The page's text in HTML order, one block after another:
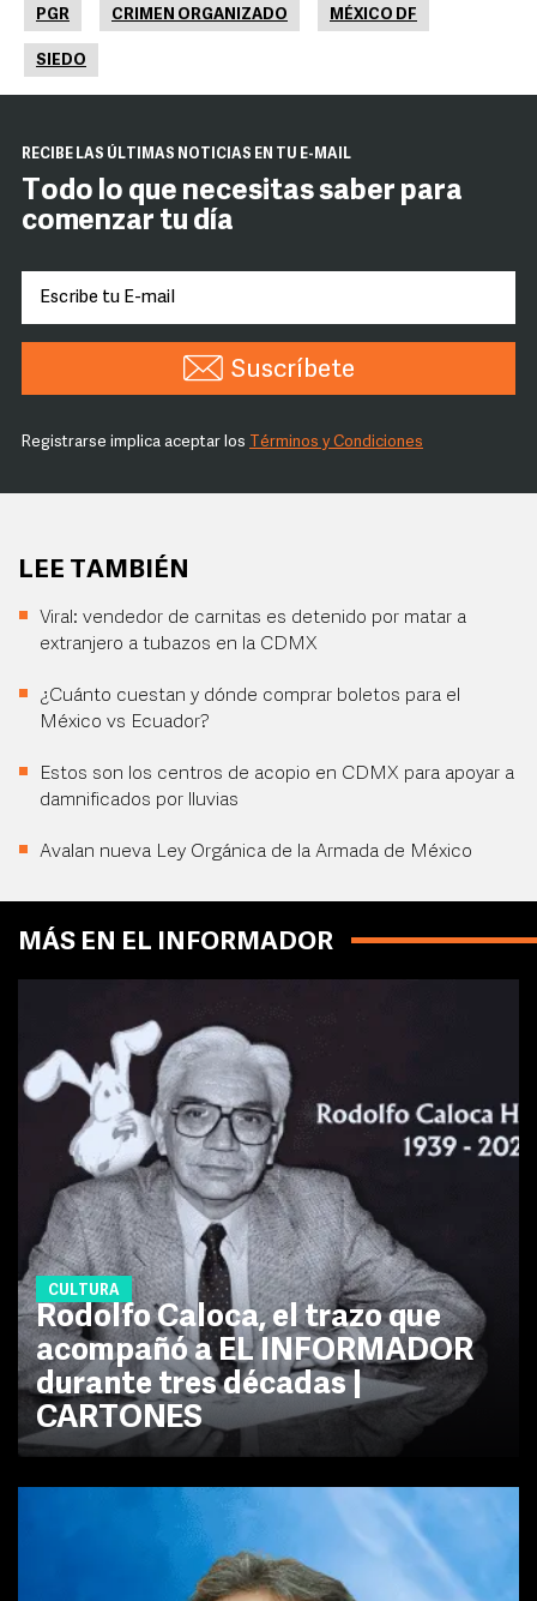
PGR CRIMEN ORGANIZADO MÉXICO DF
SIEDO
RECIBE LAS ÚLTIMAS NOTICIAS EN TU E-MAIL
Todo lo que necesitas saber para
comenzar tu día
Suscríbete
Registrarse implica aceptar los Términos y Condiciones
LEE TAMBIÉN
Viral: vendedor de carnitas es detenido por matar a
extranjero a tubazos en la CDMX
¿Cuánto cuestan y dónde comprar boletos para el
México vs Ecuador?
Estos son los centros de acopio en CDMX para apoyar a
damnificados por lluvias
Avalan nueva Ley Orgánica de la Armada de México
MÁS EN EL INFORMADOR
CULTURA
Rodolfo Caloca, el trazo que
acompañó a EL INFORMADOR
durante tres décadas |
CARTONES